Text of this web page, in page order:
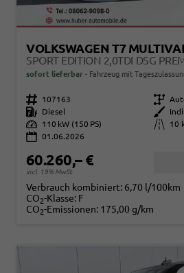
VOLKSWAGEN T7
SPORT EDITION 2,0TDI DSG
sofort lieferbar Fahrzeug mit
Fahrzeugnr. 107163 Getriebe
Kraftstoff
Diesel Außenfarbe
Leistung
110 kW (150 PS) Kilometerstand
10
01.06.2026
60.260,– €
incl. 19% MwSt.
Verbrauch kombiniert: 6,70 l/100km
CO2-Klasse: F
CO2-Emissionen: 175,00 g/km